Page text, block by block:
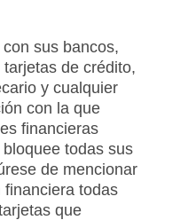
sus bancos,
de crédito,
y cualquier
con la que
financieras
todas sus
de mencionar
todas
que